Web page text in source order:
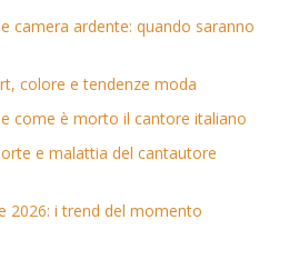
camera ardente: quando saranno
colore e tendenze moda
come è morto il cantore italiano
e malattia del cantautore
2026: i trend del momento